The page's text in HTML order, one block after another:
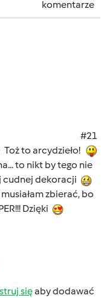
komentarze
#21
Toż to arcydzieło!
to nikt by tego nie
cudnej dekoracji
zbierać, bo
Dzięki
sięaby dodawać